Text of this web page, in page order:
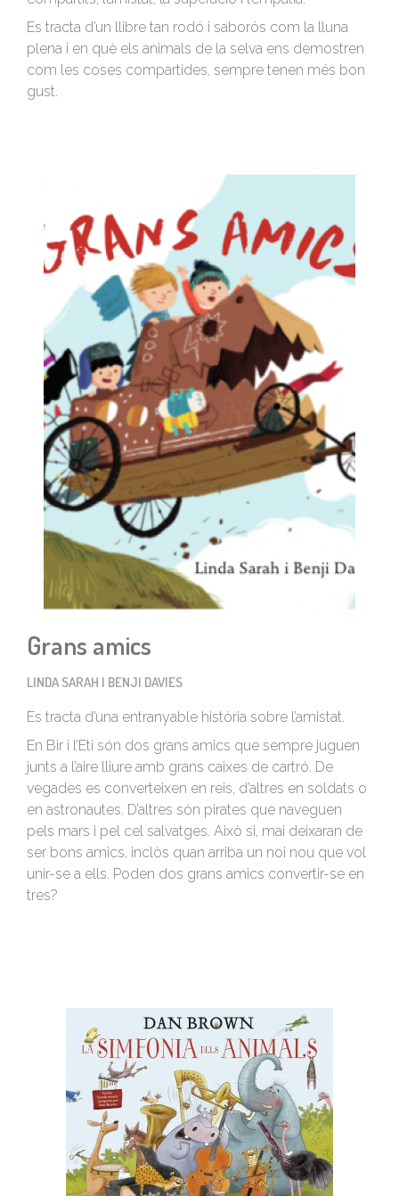
Es tracta d’un llibre tan rodó i saborós com la lluna
plena i en què els animals de la selva ens demostren
com les coses compartides, sempre tenen més bon
gust.
Grans amics
LINDA SARAH I BENJI DAVIES
Es tracta d’una entranyable història sobre l’amistat.
En Bir i l’Eti són dos grans amics que sempre juguen
junts a l’aire lliure amb grans caixes de cartró. De
vegades es converteixen en reis, d’altres en soldats o
en astronautes. D’altres són pirates que naveguen
pels mars i pel cel salvatges. Això si, mai deixaran de
ser bons amics, inclòs quan arriba un noi nou que vol
unir-se a ells. Poden dos grans amics convertir-se en
tres?